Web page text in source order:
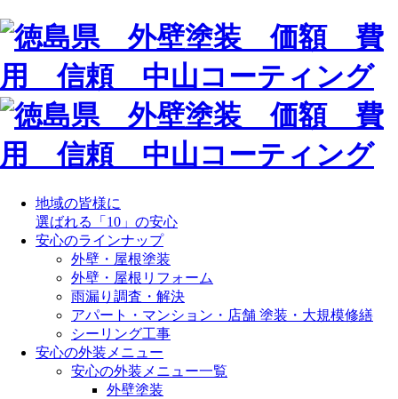
地域の皆様に
選ばれる「10」の安心
安心のラインナップ
外壁・屋根塗装
外壁・屋根リフォーム
雨漏り調査・解決
アパート・マンション・店舗 塗装・大規模修繕
シーリング工事
安心の外装メニュー
安心の外装メニュー一覧
外壁塗装